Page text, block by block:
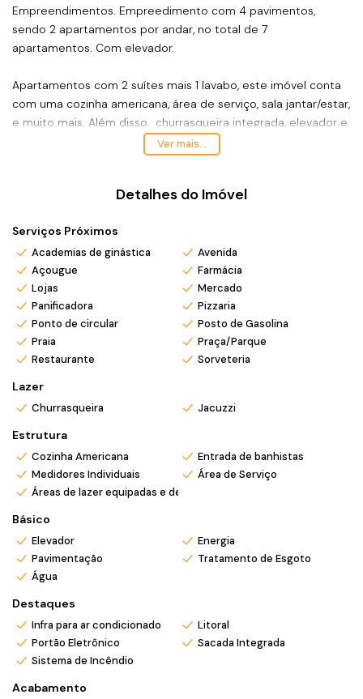
Empreendimentos. Empreedimento com 4 pavimentos,
sendo 2 apartamentos por andar, no total de 7
apartamentos. Com elevador.
Apartamentos com 2 suítes mais 1 lavabo, este imóvel conta
com uma cozinha americana, área de serviço, sala jantar/estar,
e muito mais. Além disso, churrasqueira integrada, elevador e
apartamento está próximo a farmácias, açougues, lojas, e
Não perca essa oportunidade única! Agende já a sua visita e
venha viver com conforto e praticidade.
*Valor e disponibilidade sujeito a confirmação.
*Atendemos também em finais de semana e feriados com
pré agendamento.
*Ligue ou envie WhatsApp (47) 9 9705-6188. Siga nosso
Instagram @mar_negocios.imobiliarios
Ver mais...
Detalhes do Imóvel
Serviços Próximos
Academias de ginástica
Avenida
Açougue
Farmácia
Lojas
Mercado
Panificadora
Pizzaria
Ponto de circular
Posto de Gasolina
Praia
Praça/Parque
Restaurante
Sorveteria
Lazer
Churrasqueira Jacuzzi
Estrutura
Cozinha Americana
Entrada de banhistas
Medidores Individuais
Área de Serviço
Áreas de lazer equipadas e decoradas
Básico
Elevador
Energia
Pavimentação
Tratamento de Esgoto
Água
Destaques
Infra para ar condicionado
Litoral
Portão Eletrônico
Sacada Integrada
Sistema de Incêndio
Acabamento